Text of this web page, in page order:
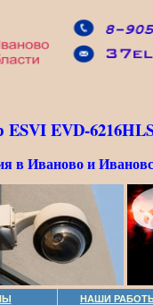
EVD-
в Иваново и
НАШИ